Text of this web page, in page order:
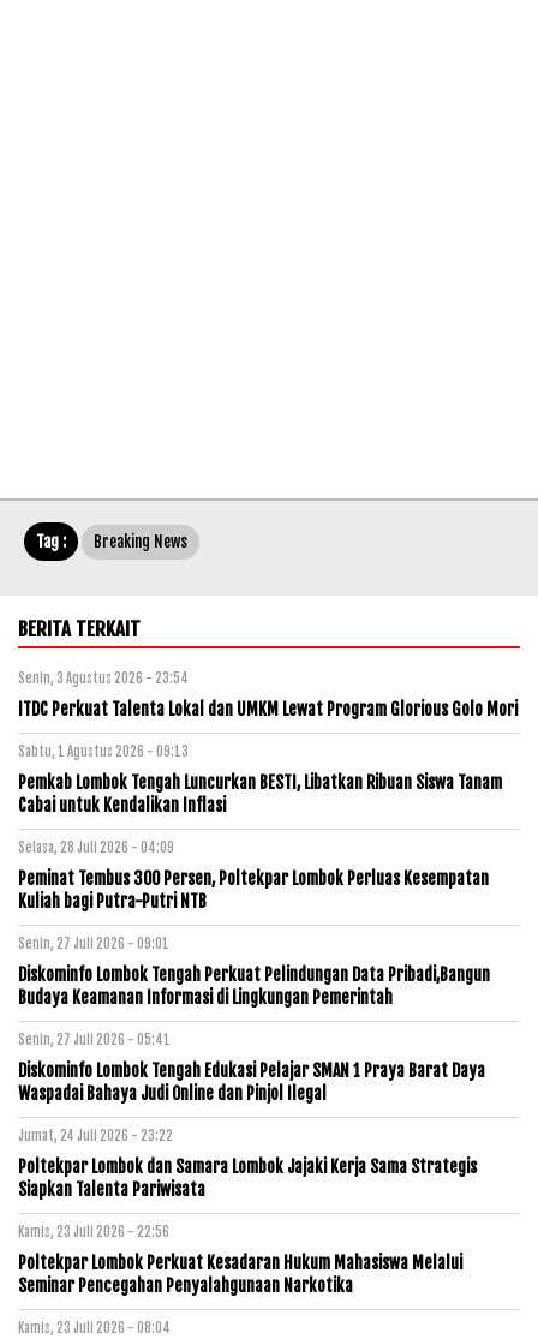
Tag : Breaking News
BERITA TERKAIT
Senin, 3 Agustus 2026 - 23:54
ITDC Perkuat Talenta Lokal dan UMKM Lewat Program Glorious Golo Mori
Sabtu, 1 Agustus 2026 - 09:13
Pemkab Lombok Tengah Luncurkan BESTI, Libatkan Ribuan Siswa Tanam
Cabai untuk Kendalikan Inflasi
Selasa, 28 Juli 2026 - 04:09
Peminat Tembus 300 Persen, Poltekpar Lombok Perluas Kesempatan
Kuliah bagi Putra-Putri NTB
Senin, 27 Juli 2026 - 09:01
Diskominfo Lombok Tengah Perkuat Pelindungan Data Pribadi,Bangun
Budaya Keamanan Informasi di Lingkungan Pemerintah
Senin, 27 Juli 2026 - 05:41
Diskominfo Lombok Tengah Edukasi Pelajar SMAN 1 Praya Barat Daya
Waspadai Bahaya Judi Online dan Pinjol Ilegal
Jumat, 24 Juli 2026 - 23:22
Poltekpar Lombok dan Samara Lombok Jajaki Kerja Sama Strategis
Siapkan Talenta Pariwisata
Kamis, 23 Juli 2026 - 22:56
Poltekpar Lombok Perkuat Kesadaran Hukum Mahasiswa Melalui
Seminar Pencegahan Penyalahgunaan Narkotika
Kamis, 23 Juli 2026 - 08:04